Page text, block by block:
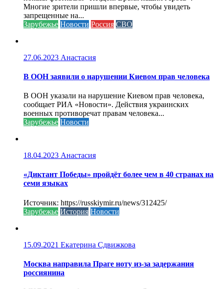
Многие зрители пришли впервые, чтобы увидеть
запрещенные на...
Зарубежье Новости Россия СВО
27.06.2023 Анастасия
В ООН заявили о нарушении Киевом прав человека
В ООН указали на нарушение Киевом прав человека,
сообщает РИА «Новости». Действия украинских
военных противоречат правам человека...
Зарубежье Новости
18.04.2023 Анастасия
«Диктант Победы» пройдёт более чем в 40 странах на
семи языках
Источник: https://russkiymir.ru/news/312425/
Зарубежье История Новости
15.09.2021 Екатерина Сдвижкова
Москва направила Праге ноту из-за задержания
россиянина